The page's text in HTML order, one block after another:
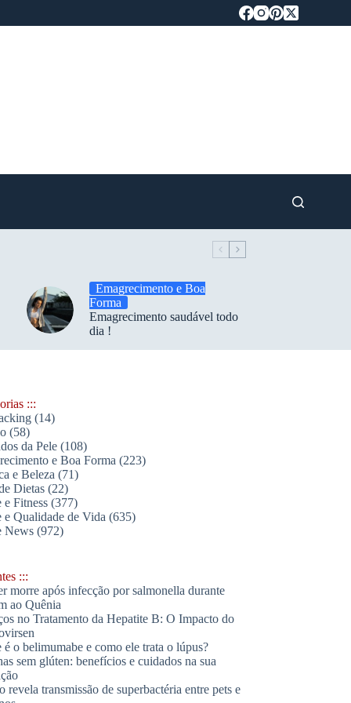
Emagrecimento e Boa
Forma
Emagrecimento saudável todo
dia !
:::
(14)
(58)
da Pele(108)
e Boa Forma (223)
e Beleza (71)
Dietas(22)
e Fitness(377)
e Qualidade de Vida (635)
News(972)
:::
morre após infecção por salmonella durante
ao Quênia
no Tratamento da Hepatite B: O Impacto do
é o belimumabe e como ele trata o lúpus?
sem glúten: benefícios e cuidados na sua
revela transmissão de superbactéria entre pets e